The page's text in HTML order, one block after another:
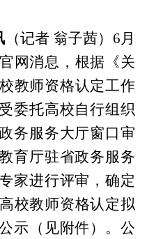
（记者 翁子茜）6月
网消息，根据《关
教师资格认定工作
委托高校自行组织
务服务大厅窗口审
育厅驻省政务服务
家进行评审，确定
校教师资格认定拟
示（见附件）。公